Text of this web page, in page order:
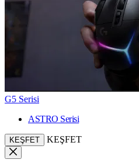
G5 Serisi
ASTRO Serisi
KEŞFET KEŞFET